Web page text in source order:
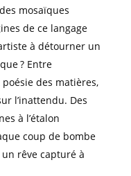
mosaïques
de ce langage
à détourner un
? Entre
des matières,
l’inattendu. Des
à l’étalon
coup de bombe
rêve capturé à